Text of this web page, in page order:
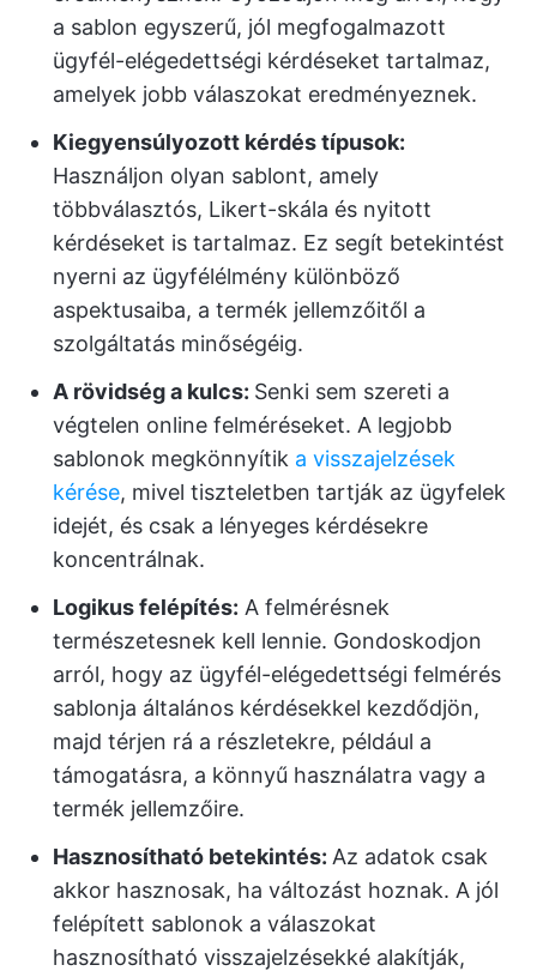
a sablon egyszerű, jól megfogalmazott
ügyfél-elégedettségi kérdéseket tartalmaz,
amelyek jobb válaszokat eredményeznek.
Kiegyensúlyozott kérdés típusok:
Használjon olyan sablont, amely
többválasztós, Likert-skála és nyitott
kérdéseket is tartalmaz. Ez segít betekintést
nyerni az ügyfélélmény különböző
aspektusaiba, a termék jellemzőitől a
szolgáltatás minőségéig.
A rövidség a kulcs: Senki sem szereti a
végtelen online felméréseket. A legjobb
sablonok megkönnyítik a visszajelzések
kérése, mivel tiszteletben tartják az ügyfelek
idejét, és csak a lényeges kérdésekre
koncentrálnak.
Logikus felépítés: A felmérésnek
természetesnek kell lennie. Gondoskodjon
arról, hogy az ügyfél-elégedettségi felmérés
sablonja általános kérdésekkel kezdődjön,
majd térjen rá a részletekre, például a
támogatásra, a könnyű használatra vagy a
termék jellemzőire.
Hasznosítható betekintés: Az adatok csak
akkor hasznosak, ha változást hoznak. A jól
felépített sablonok a válaszokat
hasznosítható visszajelzésekké alakítják,